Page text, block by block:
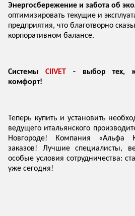
Энергосбережение и забота об
оптимизировать текущие и
предприятия, что благотворно
корпоративном балансе.
Системы CIIVET- выбор тех,
комфорт!
Теперь купить и установить
ведущего итальянского
Новгороде! Компания «Альфа
заказов! Лучшие специалисты,
особые условия сотрудничества:
уже сегодня!